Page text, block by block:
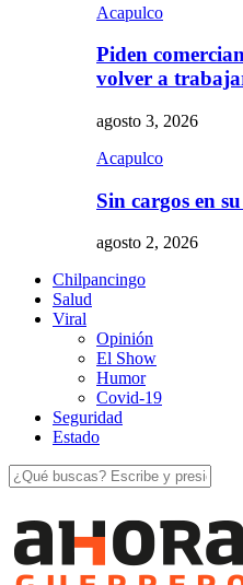
Acapulco
Piden
volver a
agosto 3, 2026
Acapulco
Sin cargos en
agosto 2, 2026
Chilpancingo
Salud
Viral
Opinión
El Show
Humor
Covid-19
Seguridad
Estado